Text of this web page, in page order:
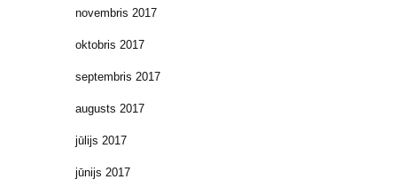
novembris 2017
oktobris 2017
septembris 2017
augusts 2017
jūlijs 2017
jūnijs 2017